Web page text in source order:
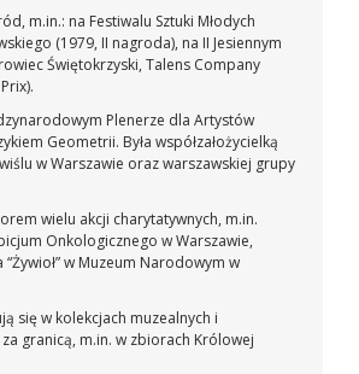
m.in.: na Festiwalu Sztuki Młodych
(1979, II nagroda), na II Jesiennym
Świętokrzyski, Talens Company
Plenerze dla Artystów
Geometrii. Była współzałożycielką
w Warszawie oraz warszawskiej grupy
wielu akcji charytatywnych, m.in.
Onkologicznego w Warszawie,
w Muzeum Narodowym w
się w kolekcjach muzealnych i
granicą, m.in. w zbiorach Królowej